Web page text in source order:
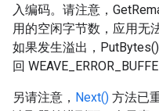
入编码。 请注意，
用的空闲字节数，应用无
如果发生溢出，
回
另请注意， Next() 方法已